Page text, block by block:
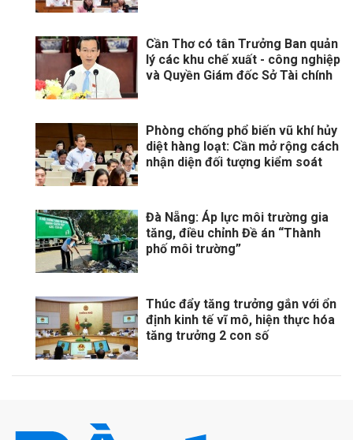
Cần Thơ có tân Trưởng Ban quản
lý các khu chế xuất - công nghiệp
và Quyền Giám đốc Sở Tài chính
Phòng chống phổ biến vũ khí hủy
diệt hàng loạt: Cần mở rộng cách
nhận diện đối tượng kiểm soát
Đà Nẵng: Áp lực môi trường gia
tăng, điều chỉnh Đề án “Thành
phố môi trường”
Thúc đẩy tăng trưởng gắn với ổn
định kinh tế vĩ mô, hiện thực hóa
tăng trưởng 2 con số